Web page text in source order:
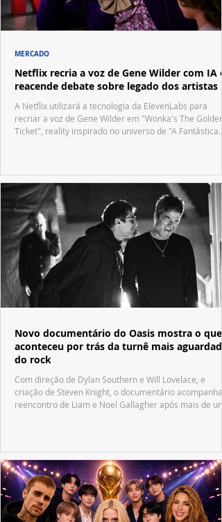
Netflix recria a voz de Gene Wilder com IA e
reacende debate sobre legado dos artistas
A Netflix utilizará a tecnologia da ElevenLabs para
recriar a voz de Gene Wilder em "Wonka's The Golden
Ticket", reality inspirado no universo de "A Fantástica
MERCADO
Novo documentário do Oasis mostra o que
aconteceu por trás da turnê mais aguardada
do rock
Com direção de Dylan Southern e Will Lovelace, e
criação de Steven Knight, o documentário acompanha
reencontro de Liam e Noel Gallagher após mais de